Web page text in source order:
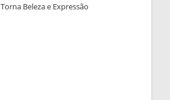
Torna Beleza e Expressão